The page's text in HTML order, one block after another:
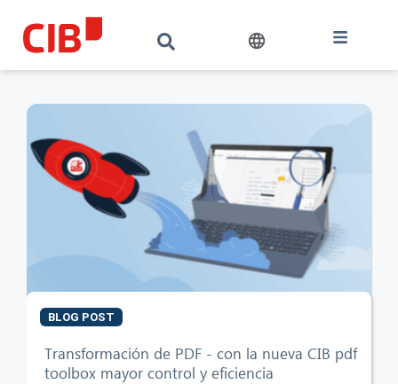
BLOG POST
Transformación de PDF - con la nueva CIB pdf
toolbox mayor control y eficiencia
CIB AI ChatBot